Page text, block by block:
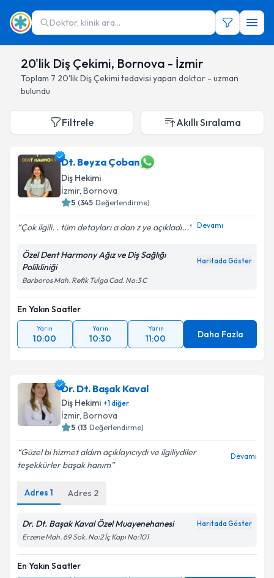
Doktor, klinik ara...
20'lik Diş Çekimi, Bornova - İzmir
Toplam 7 20'lik Diş Çekimi tedavisi yapan doktor - uzman
bulundu
Filtrele Akıllı Sıralama
Dt. Beyza Çoban
Diş Hekimi
İzmir, Bornova
5 (345 Değerlendirme)
Çok ilgili. . tüm detayları a dan z ye açıkladı... Devamı
Özel Dent Harmony Ağız ve Diş Sağlığı
Polikliniği
Haritada Göster
Barboros Mah. Refik Tulga Cad. No:3 C
En Yakın Saatler
Yarın
10:00
Yarın
10:30
Yarın
11:00 Daha Fazla
Dr. Dt. Başak Kaval
Diş Hekimi +1diğer
İzmir, Bornova
5 (13 Değerlendirme)
Güzel bi hizmet aldım açıklayıcıydı ve ilgiliydiler
teşekkürler başak hanım
Devamı
Adres 1 Adres 2
Dr. Dt. Başak Kaval Özel Muayenehanesi Haritada Göster
Erzene Mah. 69 Sok. No:2 İç Kapı No:101
En Yakın Saatler